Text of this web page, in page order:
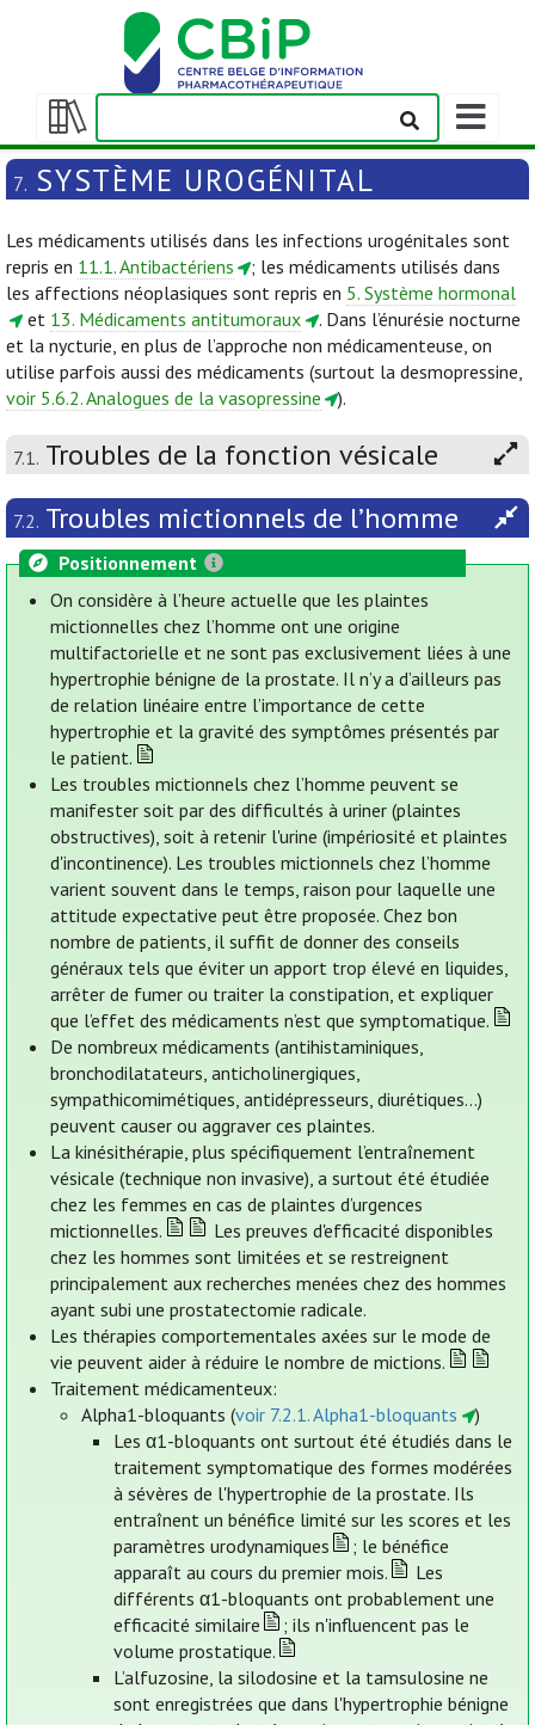
Afficher/masquer
la
table
matières
Afficher/
la
barre
navigation
7. SYSTÈME UROGÉNITAL
Les médicaments utilisés dans les infections urogénitales sont
repris en 11.1. Antibactériens
; les médicaments utilisés dans
les affections néoplasiques sont repris en 5. Système hormonal
et 13. Médicaments antitumoraux
. Dans l’énurésie nocturne
et la nycturie, en plus de l’approche non médicamenteuse, on
utilise parfois aussi des médicaments (surtout la desmopressine,
voir 5.6.2. Analogues de la vasopressine
).
7.1. Troubles de la fonction vésicale
7.2. Troubles mictionnels de l’homme
Positionnement
On considère à l’heure actuelle que les plaintes
mictionnelles chez l’homme ont une origine
multifactorielle et ne sont pas exclusivement liées à une
hypertrophie bénigne de la prostate. Il n’y a d’ailleurs pas
de relation linéaire entre l’importance de cette
hypertrophie et la gravité des symptômes présentés par
le patient.
Les troubles mictionnels chez l’homme peuvent se
manifester soit par des difficultés à uriner (plaintes
obstructives), soit à retenir l'urine (impériosité et plaintes
d'incontinence). Les troubles mictionnels chez l’homme
varient souvent dans le temps, raison pour laquelle une
attitude expectative peut être proposée. Chez bon
nombre de patients, il suffit de donner des conseils
généraux tels que éviter un apport trop élevé en liquides,
arrêter de fumer ou traiter la constipation, et expliquer
que l’effet des médicaments n’est que symptomatique.
De nombreux médicaments (antihistaminiques,
bronchodilatateurs, anticholinergiques,
sympathicomimétiques, antidépresseurs, diurétiques…)
peuvent causer ou aggraver ces plaintes.
La kinésithérapie, plus spécifiquement l’entraînement
vésicale (technique non invasive), a surtout été étudiée
chez les femmes en cas de plaintes d’urgences
mictionnelles.
Les preuves d'efficacité disponibles
chez les hommes sont limitées et se restreignent
principalement aux recherches menées chez des hommes
ayant subi une prostatectomie radicale.
Les thérapies comportementales axées sur le mode de
vie peuvent aider à réduire le nombre de mictions.
Traitement médicamenteux:
Alpha1-bloquants (voir 7.2.1. Alpha1-bloquants
)
Les α1-bloquants ont surtout été étudiés dans le
traitement symptomatique des formes modérées
à sévères de l'hypertrophie de la prostate. Ils
entraînent un bénéfice limité sur les scores et les
paramètres urodynamiques
; le bénéfice
apparaît au cours du premier mois.
Les
différents α1-bloquants ont probablement une
efficacité similaire
; ils n'influencent pas le
volume prostatique.
L’alfuzosine, la silodosine et la tamsulosine ne
sont enregistrées que dans l'hypertrophie bénigne